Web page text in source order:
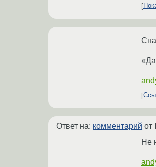
Ответ на: комментарий от
Не